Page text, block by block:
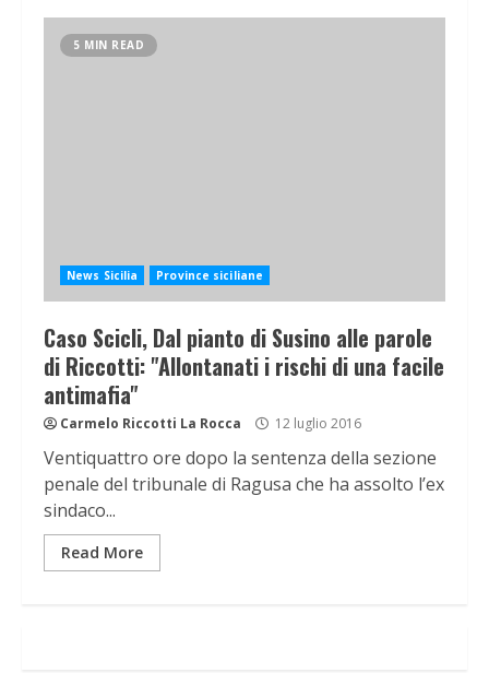
5 MIN READ
News Sicilia Province siciliane
Caso Scicli, Dal pianto di Susino alle parole
di Riccotti: "Allontanati i rischi di una facile
antimafia"
Carmelo Riccotti La Rocca 12 luglio 2016
Ventiquattro ore dopo la sentenza della sezione
penale del tribunale di Ragusa che ha assolto l’ex
sindaco...
Read More